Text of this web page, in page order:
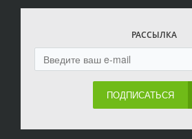
РАССЫЛКА
ПОДПИСАТЬСЯ